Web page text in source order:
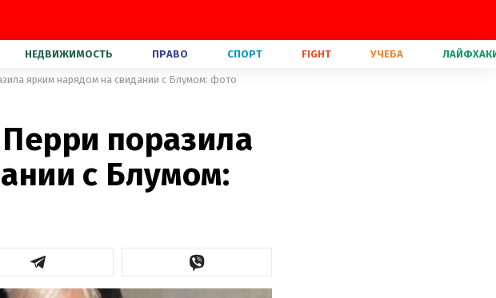
НЕДВИЖИМОСТЬ ПРАВО СПОРТ FIGHT УЧЕБА
ярким нарядом на свидании с Блумом: фото
поразила
с Блумом: